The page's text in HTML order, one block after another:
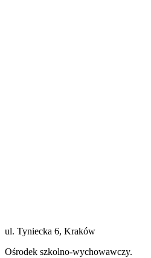
ul. Tyniecka 6, Kraków
Ośrodek szkolno-wychowawczy.